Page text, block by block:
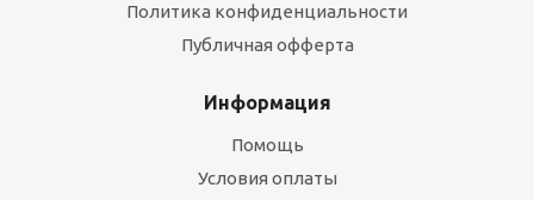
Политика конфиденциальности
Публичная офферта
Информация
Помощь
Условия оплаты